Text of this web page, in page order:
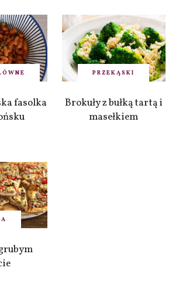
fasolka
PRZEKĄSKI
Brokuły z bułką tartą i
masełkiem